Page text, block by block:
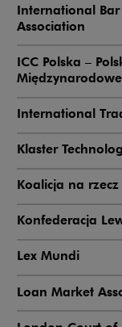
International
Association
ICC Polska –
International
Klaster
Koalicja na
Konfederacja
Lex Mundi
Loan Market